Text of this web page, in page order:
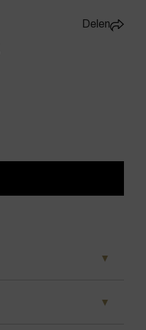
Delen